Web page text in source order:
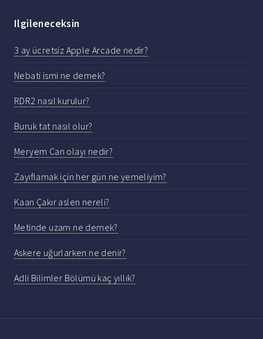
Ilgileneceksin
3 ay ücretsiz Apple Arcade nedir?
Nebati ismi ne demek?
RDR2 nasıl kurulur?
Buruk tat nasıl olur?
Meryem Can olayı nedir?
Zayıflamak için her gün ne yemeliyim?
Kaan Çakır aslen nereli?
Metinde uzam ne demek?
Askere uğurlarken ne denir?
Adli Bilimler Bölümü kaç yıllık?